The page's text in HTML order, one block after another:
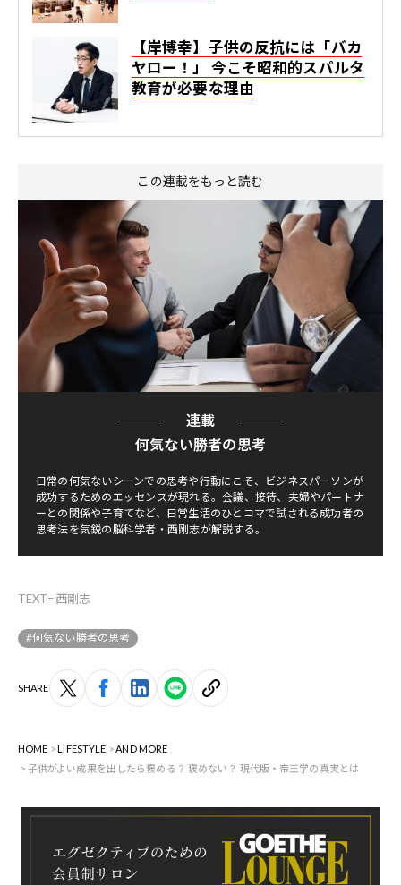
【岸博幸】子供の反抗には「バカ
ヤロー！」 今こそ昭和的スパルタ
教育が必要な理由
この連載をもっと読む
連載
何気ない勝者の思考
日常の何気ないシーンでの思考や行動にこそ、ビジネスパーソンが
成功するためのエッセンスが現れる。会議、接待、夫婦やパートナ
ーとの関係や子育てなど、日常生活のひとコマで試される成功者の
思考法を気鋭の脳科学者・西剛志が解説する。
TEXT=西剛志
#何気ない勝者の思考
SHARE
HOME LIFESTYLE
AND MORE
子供がよい成果を出したら褒める？ 褒めない？ 現代版・帝王学の真実とは